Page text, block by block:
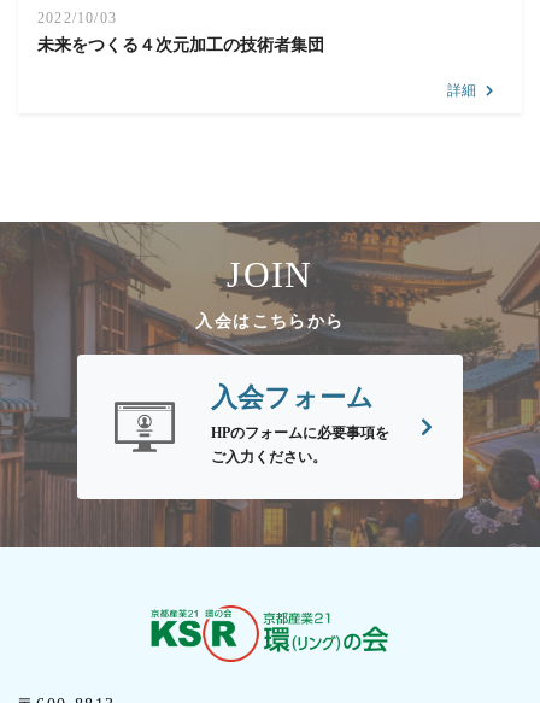
2022/10/03
未来をつくる４次元加工の技術者集団
詳細
JOIN
入会はこちらから
入会フォーム
HPのフォームに必要事項を
ご入力ください。